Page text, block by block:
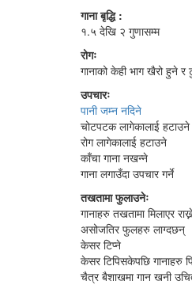
गाना बृद्धि :
१.५ देखि २ गुणासम्म
रोगः
गानाको केही भाग खैरो हुने
उपचारः
पानी जम्न नदिने
चोटपटक लागेकालाई हटाउने
रोग लागेकालाई हटाउने
काँचा गाना नखन्ने
गाना लगाउँदा उपचार गर्ने
तखतामा फुलाउनेः
गानाहरु तखतामा मिलाएर
असोजतिर फुलहरु लाग्दछन्
केसर टिप्ने
केसर टिपिसकेपछि गानाहरु
चैत्र बैशाखमा गान खनी